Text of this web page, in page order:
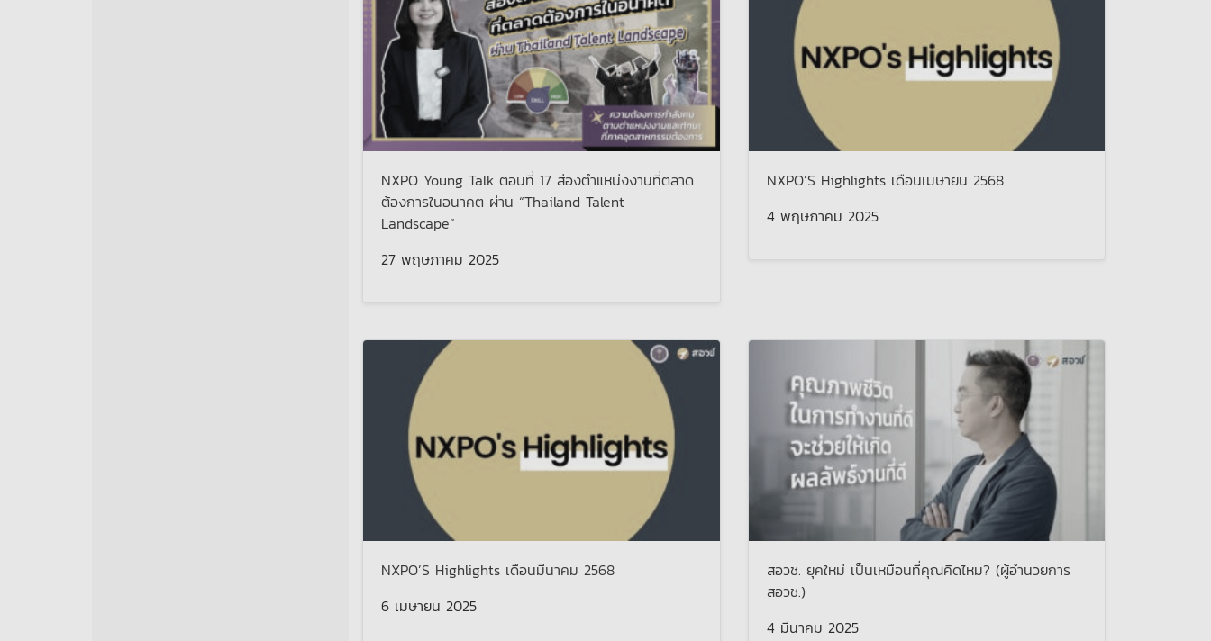
NXPO Young Talk ตอนที่ 17 ส่องตำแหน่งงานที่ตลาด
ต้องการในอนาคต ผ่าน “Thailand Talent
Landscape”
27 พฤษภาคม 2025
NXPO’S Highlights เดือนเมษายน 2568
4 พฤษภาคม 2025
NXPO’S Highlights เดือนมีนาคม 2568
6 เมษายน 2025
สอวช. ยุคใหม่ เป็นเหมือนที่คุณคิดไหม? (ผู้อำนวยการ
สอวช.)
4 มีนาคม 2025